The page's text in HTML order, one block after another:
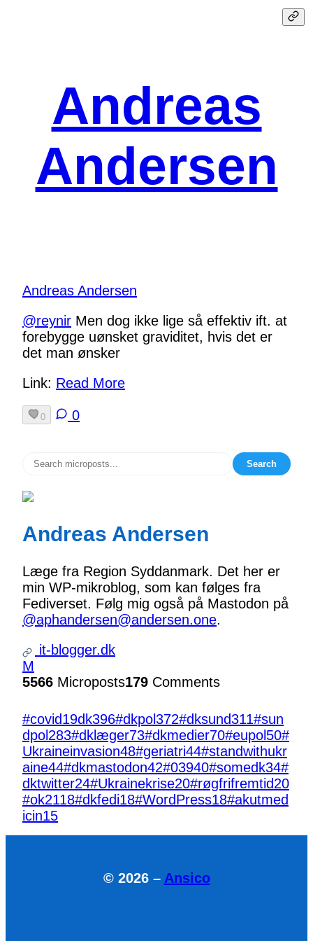
Andreas
Andersen
Andreas Andersen
@reynir Men dog ikke lige så effektiv ift. at
forebygge uønsket graviditet, hvis det er
det man ønsker
Link: Read More
0 0
Search
Andreas Andersen
Læge fra Region Syddanmark. Det her er
min WP-mikroblog, som kan følges fra
Fediverset. Følg mig også på Mastodon på
@aphandersen@andersen.one.
it-blogger.dk
M
5566 Microposts179 Comments
#covid19dk396#dkpol372#dksund311#sun
dpol 283#dklæger73#dkmedier70#eupol 50#
Ukraineinvasion48#geriatri44#standwithukr
aine44#dkmastodon42#03940#somedk34#
dktwitter24#Ukrainekrise20#røgfrifremtid20
#ok2118#dkfedi18#WordPress18#akutmed
icin15
© 2026 – Ansico